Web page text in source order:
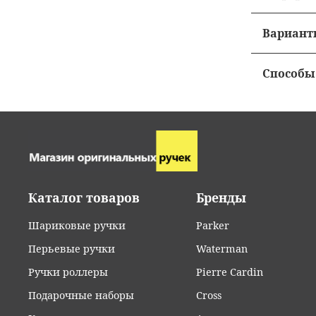
•
• Сроки
•
•
• При
цену,
сразу
Если в
(800)
данных,
Каталог товаров
Шариковые ручки
Перьевые ручки
Ручки роллеры
Подарочные наборы
Бренды
Parker
Waterman
Pierre Cardin
Cross